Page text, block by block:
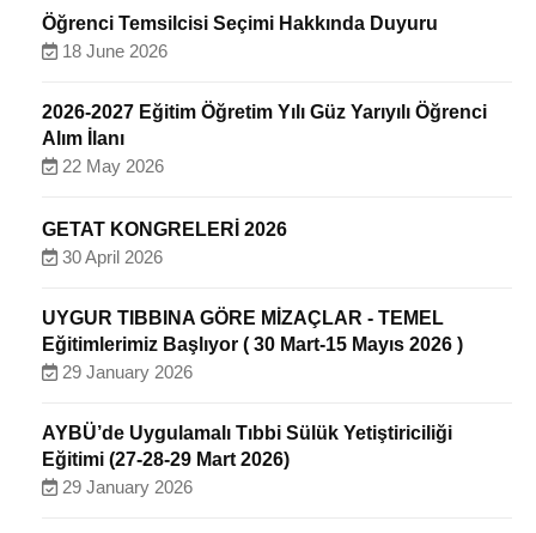
Öğrenci Temsilcisi Seçimi Hakkında Duyuru
18 June 2026
2026-2027 Eğitim Öğretim Yılı Güz Yarıyılı Öğrenci
Alım İlanı
22 May 2026
GETAT KONGRELERİ 2026
30 April 2026
UYGUR TIBBINA GÖRE MİZAÇLAR - TEMEL
Eğitimlerimiz Başlıyor ( 30 Mart-15 Mayıs 2026 )
29 January 2026
AYBÜ’de Uygulamalı Tıbbi Sülük Yetiştiriciliği
Eğitimi (27-28-29 Mart 2026)
29 January 2026